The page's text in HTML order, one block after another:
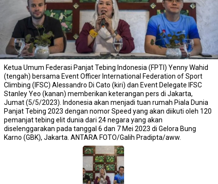
Ketua Umum Federasi Panjat Tebing Indonesia (FPTI) Yenny Wahid
(tengah) bersama Event Officer International Federation of Sport
Climbing (IFSC) Alessandro Di Cato (kiri) dan Event Delegate IFSC
Stanley Yeo (kanan) memberikan keterangan pers di Jakarta,
Jumat (5/5/2023). Indonesia akan menjadi tuan rumah Piala Dunia
Panjat Tebing 2023 dengan nomor Speed yang akan diikuti oleh 120
pemanjat tebing elit dunia dari 24 negara yang akan
diselenggarakan pada tanggal 6 dan 7 Mei 2023 di Gelora Bung
Karno (GBK), Jakarta. ANTARA FOTO/Galih Pradipta/aww.